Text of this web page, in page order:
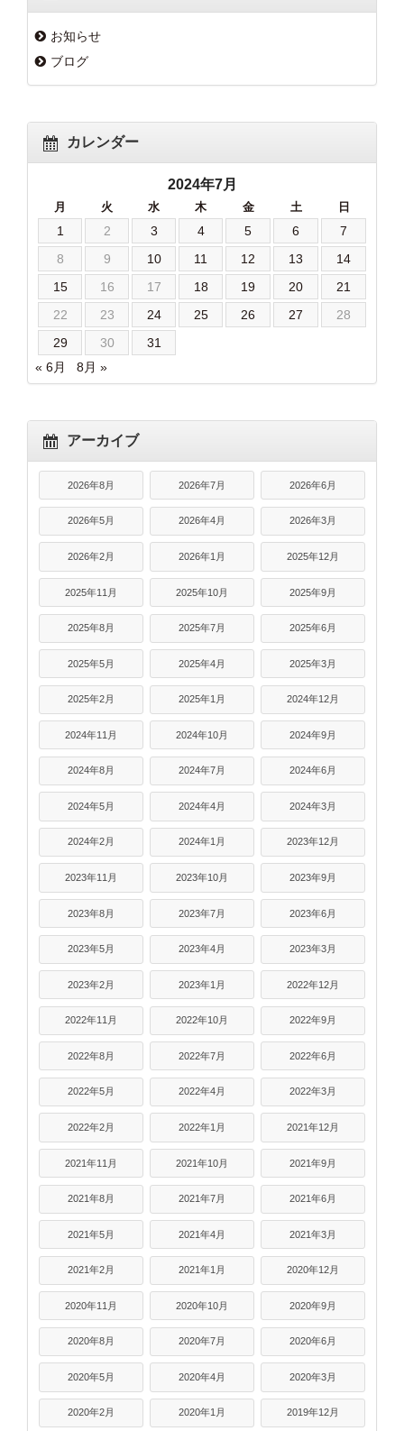
お知らせ
ブログ
カレンダー
2024年7月
月 火 水 木 金 土 日
1 2 3 4 5 6
7
8
9 10 11 12 13
14
15
16 17 18 19 20
21
22
23 24 25 26 27
28
29
30
31
« 6月
8月 »
アーカイブ
2026年8月 2026年7月 2026年6月
2026年5月 2026年4月 2026年3月
2026年2月 2026年1月 2025年12月
2025年11月 2025年10月 2025年9月
2025年8月 2025年7月 2025年6月
2025年5月 2025年4月 2025年3月
2025年2月 2025年1月 2024年12月
2024年11月 2024年10月 2024年9月
2024年8月 2024年7月 2024年6月
2024年5月 2024年4月 2024年3月
2024年2月 2024年1月 2023年12月
2023年11月 2023年10月 2023年9月
2023年8月 2023年7月 2023年6月
2023年5月 2023年4月 2023年3月
2023年2月 2023年1月 2022年12月
2022年11月 2022年10月 2022年9月
2022年8月 2022年7月 2022年6月
2022年5月 2022年4月 2022年3月
2022年2月 2022年1月 2021年12月
2021年11月 2021年10月 2021年9月
2021年8月 2021年7月 2021年6月
2021年5月 2021年4月 2021年3月
2021年2月 2021年1月 2020年12月
2020年11月 2020年10月 2020年9月
2020年8月 2020年7月 2020年6月
2020年5月 2020年4月 2020年3月
2020年2月 2020年1月 2019年12月